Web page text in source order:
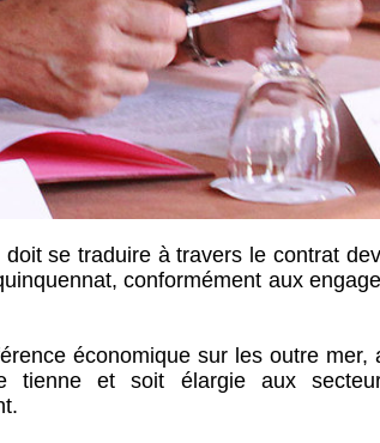
se traduire à travers le contrat
conformément aux
économique sur les outre mer,
tienne et soit élargie aux